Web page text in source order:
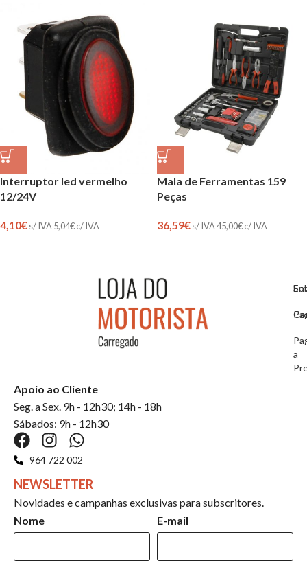
Interruptor led vermelho
12/24V
4,10€s/ IVA5,04€c/ IVA
Mala de Ferramentas 159
Peças
36,59€s/ IVA45,00€c/ IVA
a
Apoio ao Cliente
Seg. a Sex. 9h - 12h30; 14h - 18h
Sábados: 9h - 12h30
964 722 002
NEWSLETTER
Novidades e campanhas exclusivas para subscritores.
Nome
E-mail